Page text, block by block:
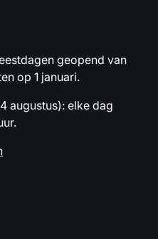
geopend van
op 1 januari.
augustus): elke dag